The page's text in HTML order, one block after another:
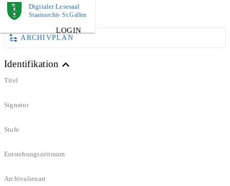
Digitaler Lesesaal
Staatsarchiv St.Gallen
LOGIN
DOKUMENT
ARCHIVPLAN
Identifikation
Titel
Signatur
Stufe
Entstehungszeitraum
Archivalienart